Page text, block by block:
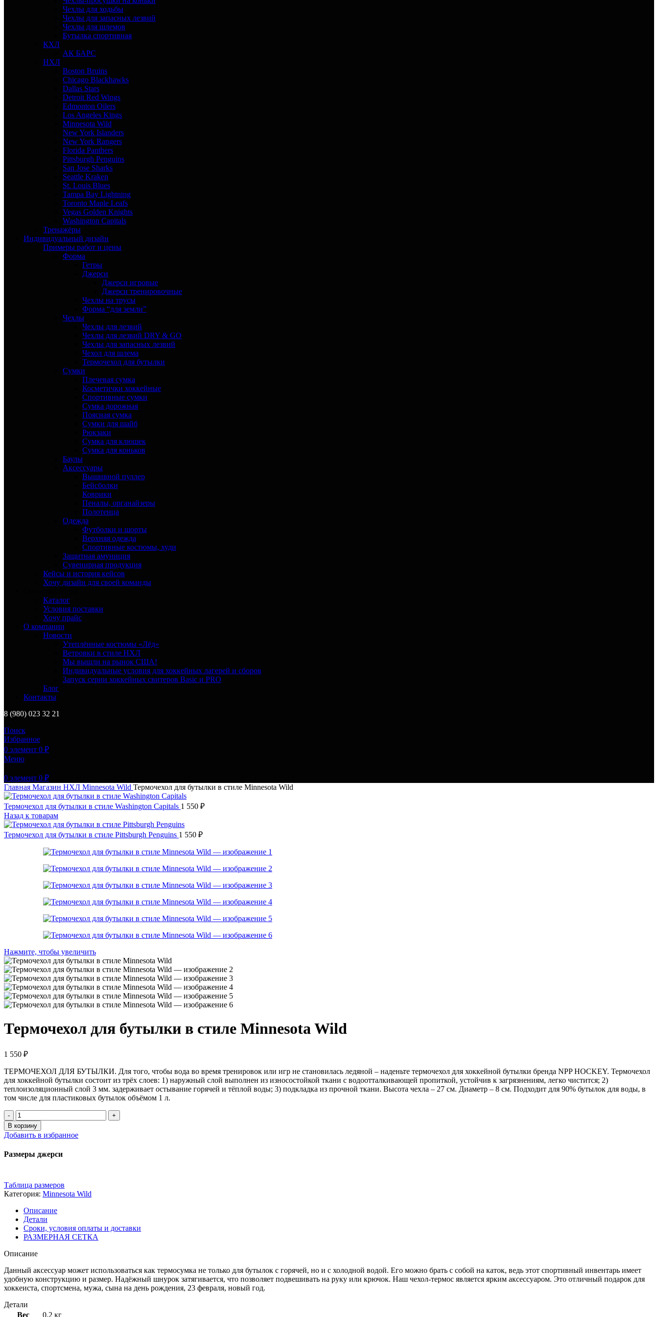
Чехлы для ходьбы
Чехлы для запасных лезвий
Чехлы для шлемов
Бутылка спортивная
КХЛ
АК БАРС
НХЛ
Boston Bruins
Chicago Blackhawks
Dallas Stars
Detroit Red Wings
Edmonton Oilers
Los Angeles Kings
Minnesota Wild
New York Islanders
New York Rangers
Florida Panthers
Pittsburgh Penguins
San Jose Sharks
Seattle Kraken
St. Louis Blues
Tampa Bay Lightning
Toronto Maple Leafs
Vegas Golden Knights
Washington Capitals
Тренажёры
Индивидуальный дизайн
Примеры работ и цены
Форма
Гетры
Джерси
Джерси игровые
Джерси тренировочные
Чехлы на трусы
Форма “для земли”
Чехлы
Чехлы для лезвий
Чехлы для лезвий DRY & GO
Чехлы для запасных лезвий
Чехол для шлема
Термочехол для бутылки
Сумки
Плечевая сумка
Косметички хоккейные
Спортивные сумки
Сумка дорожная
Поясная сумка
Сумки для шайб
Рюкзаки
Сумка для клюшек
Сумка для коньков
Баулы
Аксессуары
Вышивной пуллер
Бейсболки
Коврики
Пеналы, органайзеры
Полотенца
Одежда
Футболки и шорты
Верхняя одежда
Спортивные костюмы, худи
Защитная амуниция
Сувенирная продукция
Кейсы и история кейсов
Хочу дизайн для своей команды
Каталог
Условия поставки
Хочу прайс
О компании
Новости
Утеплённые костюмы «Лёд»
Ветровки в стиле НХЛ
Мы вышли на рынок США!
Индивидуальные условия для хоккейных лагерей и сборов
Запуск серии хоккейных свитеров Basic и PRO
Блог
Контакты
8 (980) 023 32 21
Поиск
Избранное
0 элемент 0 ₽
Меню
0 элемент 0 ₽
Главная Магазин НХЛ Minnesota Wild Термочехол для бутылки в стиле Minnesota Wild
Термочехол для бутылки в стиле Washington Capitals 1 550 ₽
Назад к товарам
Термочехол для бутылки в стиле Pittsburgh Penguins 1 550 ₽
Нажмите, чтобы увеличить
Термочехол для бутылки в стиле Minnesota Wild
1 550 ₽
ТЕРМОЧЕХОЛ ДЛЯ БУТЫЛКИ. Для того, чтобы вода во время тренировок или игр не становилась ледяной – наденьте термочехол для хоккейной бутылки бренда NPP HOCKEY. Термочехол
для хоккейной бутылки состоит из трёх слоев: 1) наружный слой выполнен из износостойкой ткани с водоотталкивающей пропиткой, устойчив к загрязнениям, легко чистится; 2)
теплоизоляционный слой 3 мм. задерживает остывание горячей и тёплой воды; 3) подкладка из прочной ткани. Высота чехла – 27 см. Диаметр – 8 см. Подходит для 90% бутылок для воды, в
том числе для пластиковых бутылок объёмом 1 л.
В корзину
Добавить в избранное
Размеры джерси
Таблица размеров
Категория: Minnesota Wild
Описание
Детали
Сроки, условия оплаты и доставки
РАЗМЕРНАЯ СЕТКА
Описание
Данный аксессуар может использоваться как термосумка не только для бутылок с горячей, но и с холодной водой. Его можно брать с собой на каток, ведь этот спортивный инвентарь имеет
удобную конструкцию и размер. Надёжный шнурок затягивается, что позволяет подвешивать на руку или крючок. Наш чехол-термос является ярким аксессуаром. Это отличный подарок для
хоккеиста, спортсмена, мужа, сына на день рождения, 23 февраля, новый год.
Детали
Вес
0.2 кг